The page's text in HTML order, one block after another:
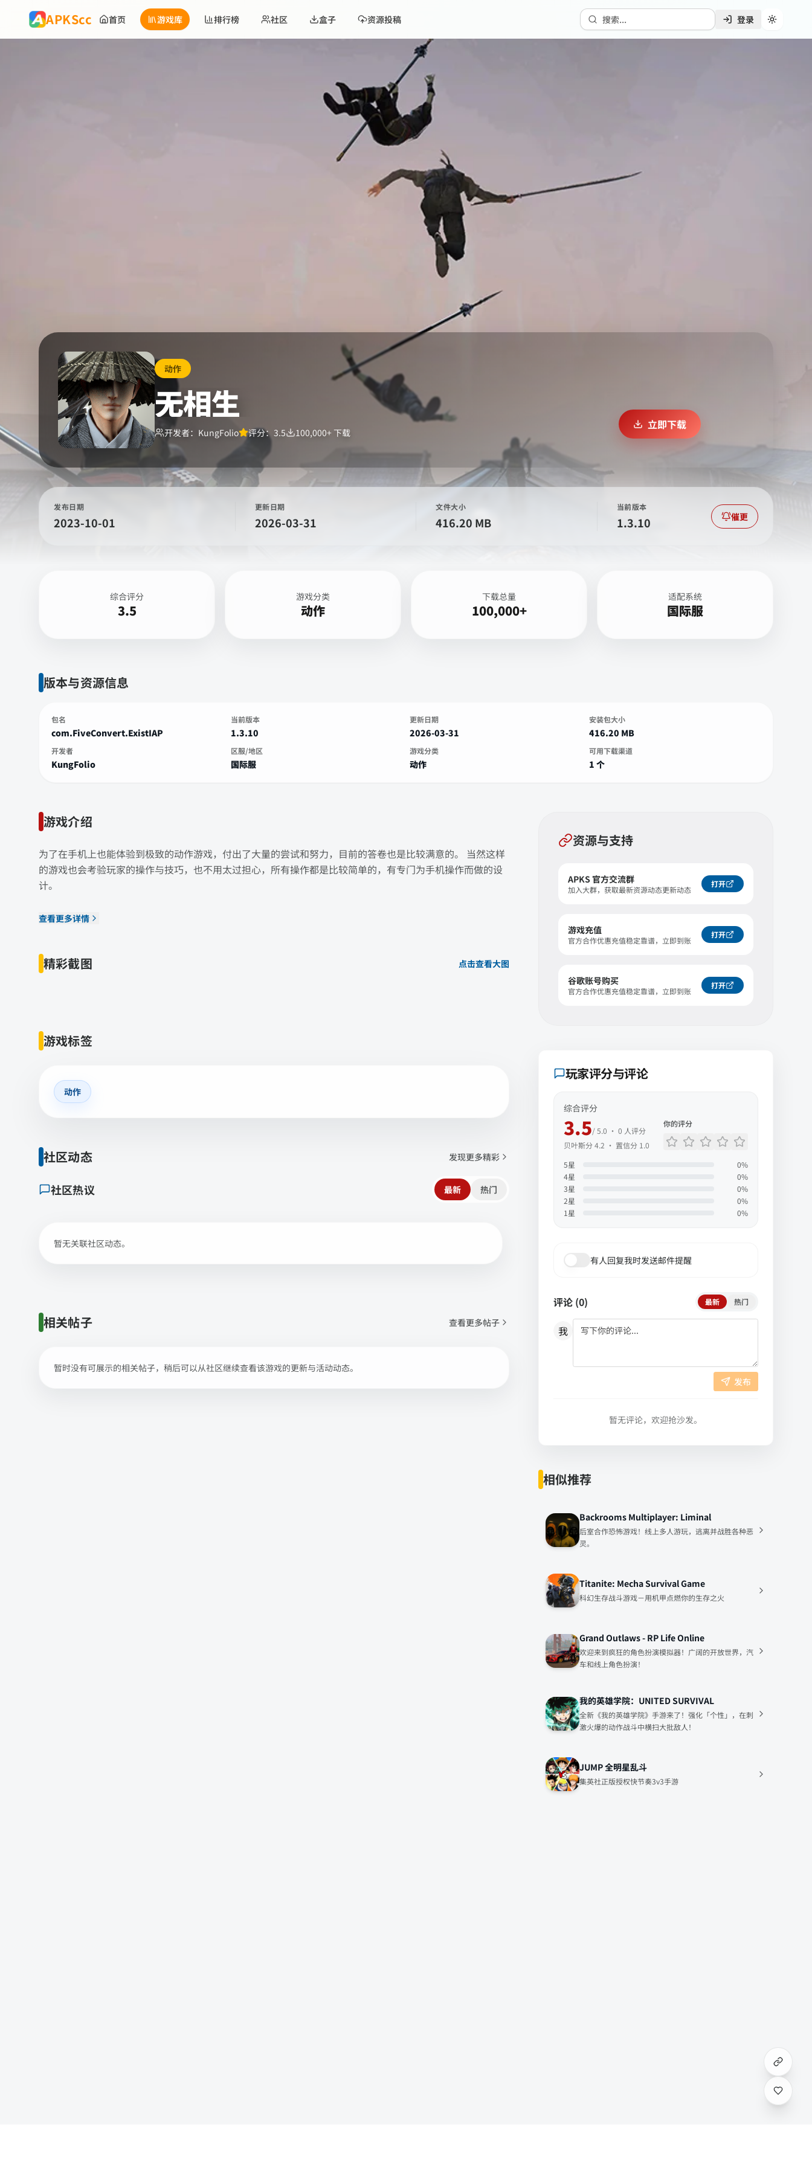
APKScc 首页 游戏库 排行榜 社区 盒子 资源投稿 搜索... 登录 切换主题
动作
无相生
开发者： KungFolio 评分： 3.5 100,000+ 下载
立即下载
发布日期
2023-10-01
更新日期
2026-03-31
文件大小
416.20 MB
当前版本
1.3.10 催更
综合评分
3.5
游戏分类
动作
下载总量
100,000+
适配系统
国际服
版本与资源信息
包名
com.FiveConvert.ExistIAP
当前版本
1.3.10
更新日期
2026-03-31
安装包大小
416.20 MB
开发者
KungFolio
区服/地区
国际服
游戏分类
动作
可用下载渠道
1 个
游戏介绍
为了在手机上也能体验到极致的动作游戏，付出了大量的尝试和努力，目前的答卷也是比较满意的。 当然这样
的游戏也会考验玩家的操作与技巧，也不用太过担心，所有操作都是比较简单的，有专门为手机操作而做的设
计。
查看更多详情
精彩截图 点击查看大图
游戏标签
动作
社区动态 发现更多精彩
社区热议 最新 热门
暂无关联社区动态。
相关帖子 查看更多帖子
暂时没有可展示的相关帖子，稍后可以从社区继续查看该游戏的更新与活动动态。
资源与支持
APKS 官方交流群
加入大群，获取最新资源动态更新动态
打开
游戏充值
官方合作优惠充值稳定靠谱，立即到账
打开
谷歌账号购买
官方合作优惠充值稳定靠谱，立即到账
打开
玩家评分与评论
综合评分
3.5/ 5.0 · 0 人评分
贝叶斯分4.2 · 置信分 1.0
你的评分
5星 0%
4星 0%
3星 0%
2星 0%
1 星 0%
有人回复我时发送邮件提醒
评论 (0) 最新 热门
我
发布
暂无评论，欢迎抢沙发。
相似推荐
Backrooms Multiplayer: Liminal
后室合作恐怖游戏！线上多人游玩，逃离并战胜各种恶
灵。
Titanite: Mecha Survival Game
科幻生存战斗游戏－用机甲点燃你的生存之火
Grand Outlaws - RP Life Online
欢迎来到疯狂的角色扮演模拟器！广阔的开放世界，汽
车和线上角色扮演！
我的英雄学院：UNITED SURVIVAL
全新《我的英雄学院》手游来了！强化「个性」，在刺
激火爆的动作战斗中横扫大批敌人！
JUMP 全明星乱斗
集英社正版授权快节奏3v3手游